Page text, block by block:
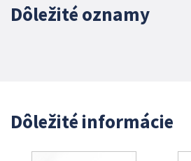
Dôležité oznamy
Dôležité informácie